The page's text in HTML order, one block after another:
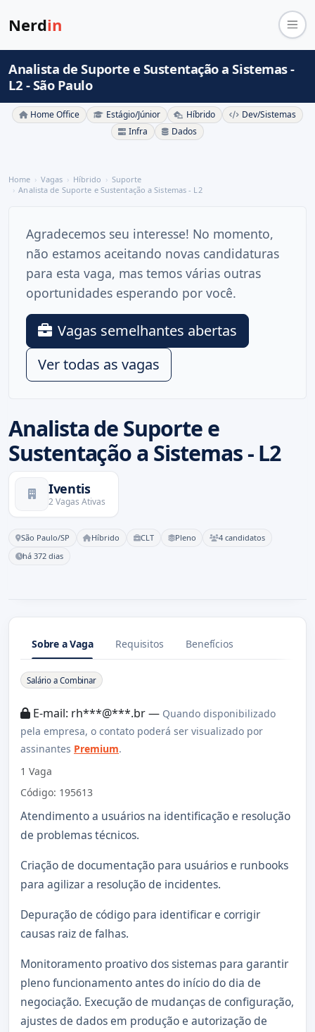
Nerdin
Analista de Suporte e Sustentação a Sistemas -
L2 - São Paulo
Home Office Estágio/Júnior Híbrido
Dev/Sistemas
Infra
Dados
Home Vagas Híbrido
Suporte
Analista de Suporte e Sustentação a Sistemas - L2
Analista de Suporte e
Sustentação a Sistemas - L2
Iventis
2 Vagas Ativas
São Paulo/SP Híbrido CLT Pleno
4 candidatos
há 372 dias
Agradecemos seu interesse! No momento,
não estamos aceitando novas candidaturas
para esta vaga, mas temos várias outras
oportunidades esperando por você.
Vagas semelhantes abertas
Ver todas as vagas
Sobre a Vaga Requisitos Benefícios
Sobre a Vaga
Salário a Combinar
E-mail: rh***@***.br — Quando disponibilizado
pela empresa, o contato poderá ser visualizado por
assinantes Premium.
1 Vaga
Código: 195613
Atendimento a usuários na identificação e resolução
de problemas técnicos.
Criação de documentação para usuários e runbooks
para agilizar a resolução de incidentes.
Depuração de código para identificar e corrigir
causas raiz de falhas.
Monitoramento proativo dos sistemas para garantir
pleno funcionamento antes do início do dia de
negociação. Execução de mudanças de configuração,
ajustes de dados em produção e autorização de